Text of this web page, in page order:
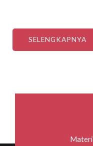
SELENGKAPNYA